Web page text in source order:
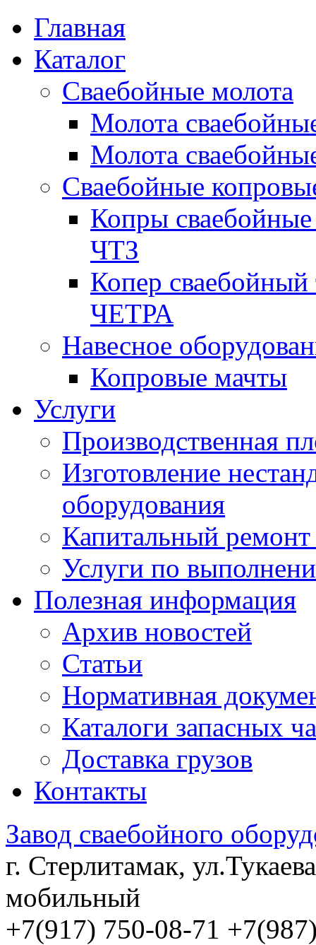
Перейти к основному содержанию
Главная
Каталог
Сваебойные молота
Молота
Молота
Сваебойные
Копры
ЧТЗ
Копер сваебойный
ЧЕТРА
Навесное
Копровые мачты
Услуги
Производственная
Изготовление
оборудования
Капитальный ремонт
Услуги по
Полезная информация
Архив новостей
Статьи
Нормативная
Каталоги запасных
Доставка грузов
Контакты
Завод сваебойного
г. Стерлитамак,
мобильный
+7(917) 750-08-71